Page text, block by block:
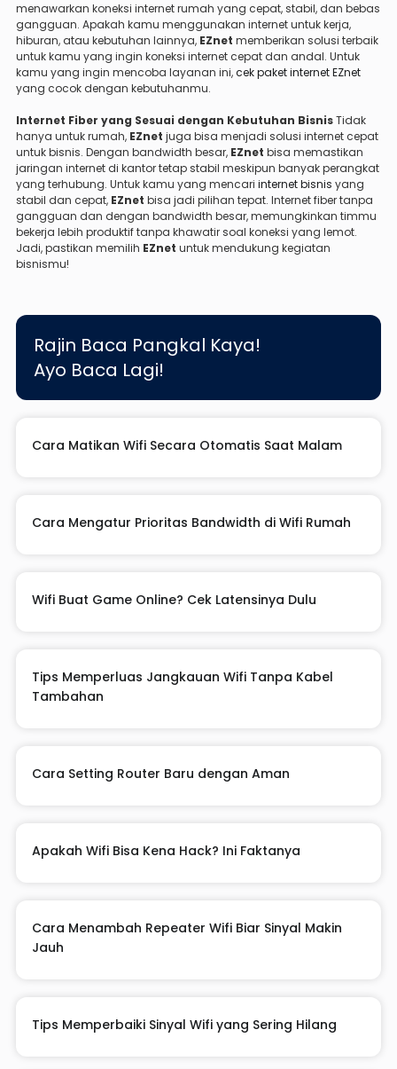
menawarkan koneksi internet rumah yang cepat, stabil, dan bebas
gangguan. Apakah kamu menggunakan internet untuk kerja,
hiburan, atau kebutuhan lainnya, EZnet memberikan solusi terbaik
untuk kamu yang ingin koneksi internet cepat dan andal. Untuk
kamu yang ingin mencoba layanan ini,cek paket internet EZnet
yang cocok dengan kebutuhanmu.
Internet Fiber yang Sesuai dengan Kebutuhan BisnisTidak
hanya untuk rumah, EZnet juga bisa menjadi solusi internet cepat
untuk bisnis. Dengan bandwidth besar, EZnet bisa memastikan
jaringan internet di kantor tetap stabil meskipun banyak perangkat
yang terhubung. Untuk kamu yang mencari internet bisnis yang
stabil dan cepat, EZnet bisa jadi pilihan tepat. Internet fiber tanpa
gangguan dan dengan bandwidth besar, memungkinkan timmu
bekerja lebih produktif tanpa khawatir soal koneksi yang lemot.
Jadi, pastikan memilih EZnet untuk mendukung kegiatan
bisnismu!
Rajin Baca Pangkal Kaya!
Ayo Baca Lagi!
Cara Matikan Wifi Secara Otomatis Saat Malam
Cara Mengatur Prioritas Bandwidth di Wifi Rumah
Wifi Buat Game Online? Cek Latensinya Dulu
Tips Memperluas Jangkauan Wifi Tanpa Kabel
Tambahan
Cara Setting Router Baru dengan Aman
Apakah Wifi Bisa Kena Hack? Ini Faktanya
Cara Menambah Repeater Wifi Biar Sinyal Makin
Jauh
Tips Memperbaiki Sinyal Wifi yang Sering Hilang